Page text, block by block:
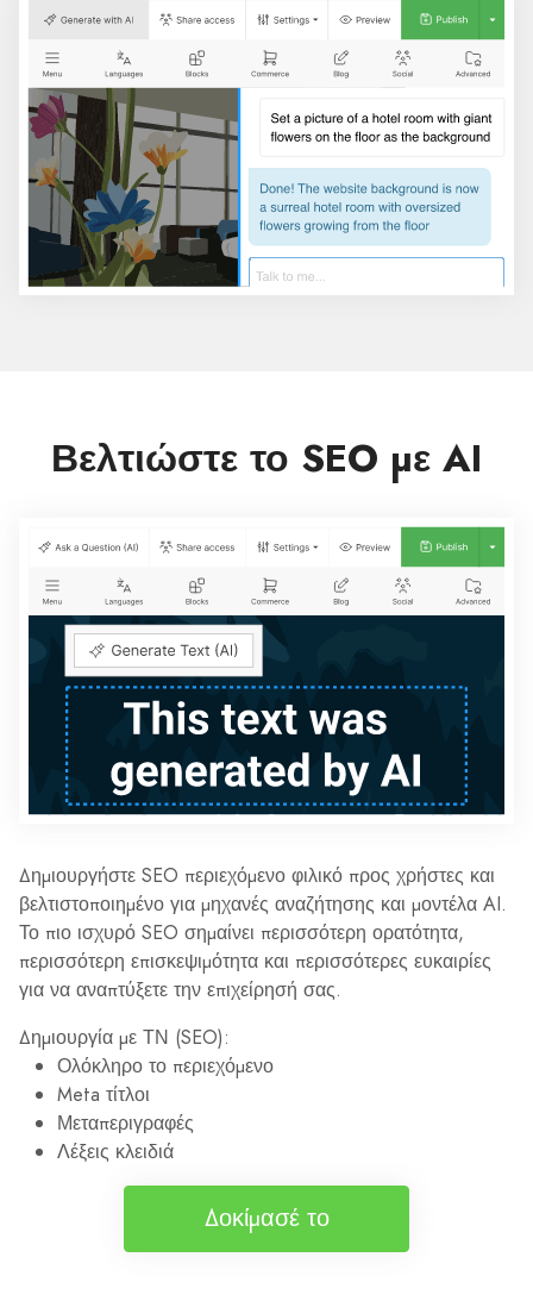
Βελτιώστε το SEO με AI
Δημιουργήστε SEO περιεχόμενο φιλικό προς χρήστες και
βελτιστοποιημένο για μηχανές αναζήτησης και μοντέλα AI.
Το πιο ισχυρό SEO σημαίνει περισσότερη ορατότητα,
περισσότερη επισκεψιμότητα και περισσότερες ευκαιρίες
για να αναπτύξετε την επιχείρησή σας.
Δημιουργία με ΤΝ (SEO):
Ολόκληρο το περιεχόμενο
Meta τίτλοι
Μεταπεριγραφές
Λέξεις κλειδιά
Δοκίμασέ το